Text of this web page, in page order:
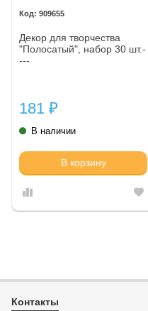
909655
Декор для творчества
"Полосатый", набор 30 шт.-
---
181 ₽
В наличии
В корзину
Контакты